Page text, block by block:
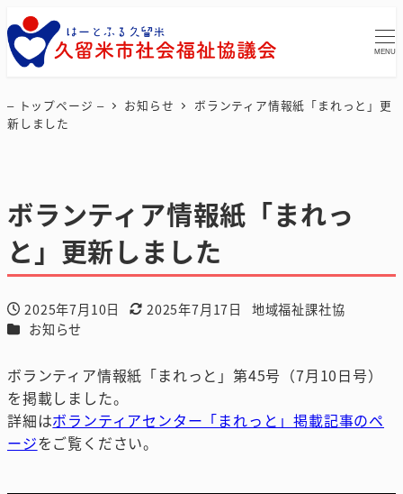
MENU
– トップページ – お知らせ
ボランティア情報紙「まれっと」更
新しました
ボランティア情報紙「まれっ
と」更新しました
投稿日
2025年7月10日 更新日
2025年7月17日
著
地域福祉課社協
カテゴリー
お知らせ
ボランティア情報紙「まれっと」第45号（7月10日号）
を掲載しました。
詳細はボランティアセンター「まれっと」掲載記事のペ
ージをご覧ください。